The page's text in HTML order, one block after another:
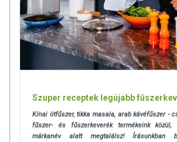
Szuper receptek legújabb
Kínai ötfűszer, tikka masala, arab kávéfűszer -
fűszer- és fűszerkeverék termékeink
márkanév alatt megtalálsz! Írásunkban